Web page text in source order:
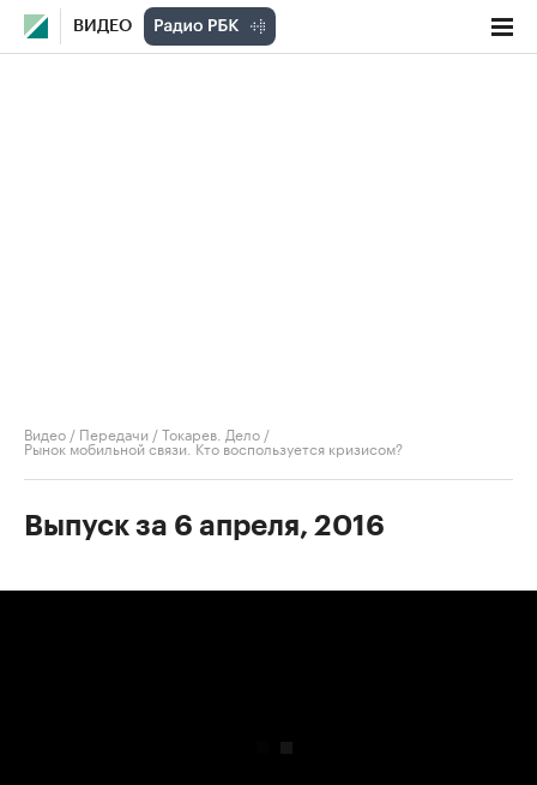
ВИДЕО
Видео / Передачи /Токарев. Дело /
Рынок мобильной связи. Кто воспользуется кризисом?
Выпуск за 6 апреля, 2016